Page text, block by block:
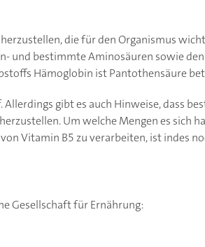
die für den Organismus
und bestimmte Aminosäuren sowie
Hämoglobin ist Pantothensäure
gibt es auch Hinweise, dass
Um welche Mengen es sich
Vitamin B5 zu verarbeiten, ist indes
Gesellschaft für Ernährung: